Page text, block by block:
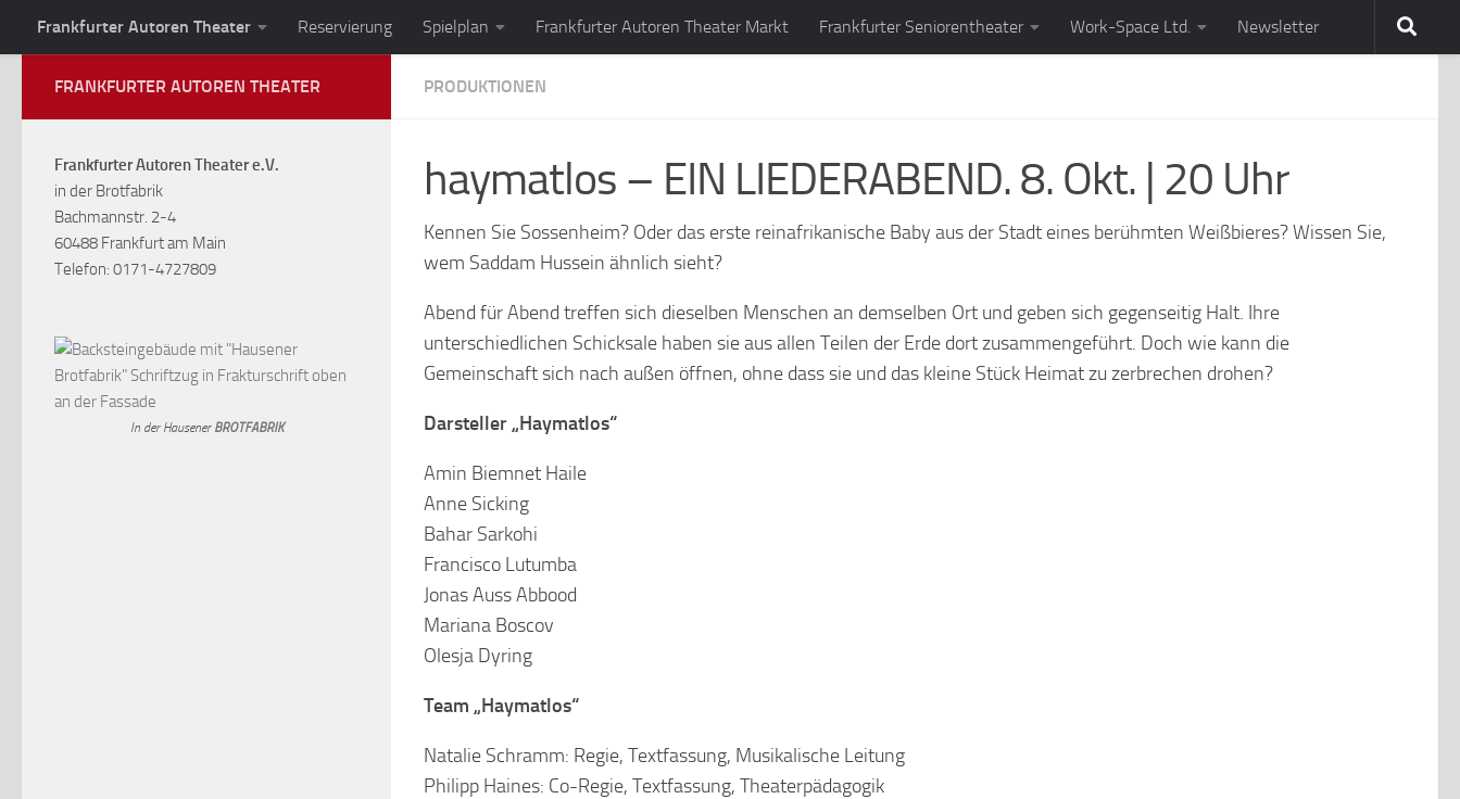
Zum Inhalt springen
Frankfurter Autoren Theater Reservierung Spielplan Frankfurter Autoren Theater Markt Frankfurter Seniorentheater Work-Space Ltd. Newsletter
PRODUKTIONEN
haymatlos – EIN LIEDERABEND. 8. Okt. | 20 Uhr
Kennen Sie Sossenheim? Oder das erste reinafrikanische Baby aus der Stadt eines berühmten Weißbieres? Wissen Sie,
wem Saddam Hussein ähnlich sieht?
Abend für Abend treffen sich dieselben Menschen an demselben Ort und geben sich gegenseitig Halt. Ihre
unterschiedlichen Schicksale haben sie aus allen Teilen der Erde dort zusammengeführt. Doch wie kann die
Gemeinschaft sich nach außen öffnen, ohne dass sie und das kleine Stück Heimat zu zerbrechen drohen?
Darsteller „Haymatlos“
Amin Biemnet Haile
Anne Sicking
Bahar Sarkohi
Francisco Lutumba
Jonas Auss Abbood
Mariana Boscov
Olesja Dyring
Team „Haymatlos“
Natalie Schramm: Regie, Textfassung, Musikalische Leitung
Philipp Haines: Co-Regie, Textfassung, Theaterpädagogik
FRANKFURTER AUTOREN THEATER
Frankfurter Autoren Theater e.V.
in der Brotfabrik
Bachmannstr. 2-4
60488 Frankfurt am Main
Telefon: 0171-4727809
In der Hausener BROTFABRIK